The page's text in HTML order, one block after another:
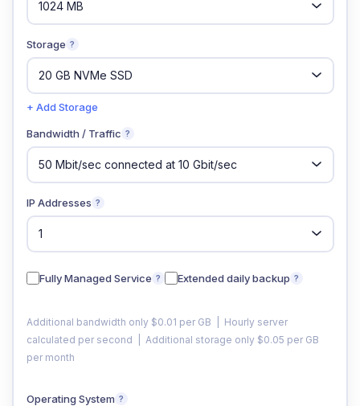
Storage ?
+ Add Storage
Bandwidth / Traffic ?
IP Addresses ?
Fully Managed Service ? Extended daily backup ?
Additional bandwidth only $0.01 per GB | Hourly server
calculated per second | Additional storage only $0.05 per GB
per month
Operating System ?